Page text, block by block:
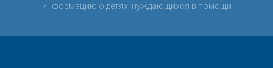
информацию о детях, нуждающихся в помощи